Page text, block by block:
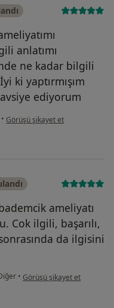
anlatımı
ne kadar bilgili
ki yaptırmışım
ediyorum
• kullanıcının görüşüne göre z.....
Görüşü şikayet et
ameliyatı
Cok ilgili, başarılı,
da ilgisini
• kullanıcının görüşüne göre
Görüşü şikayet et